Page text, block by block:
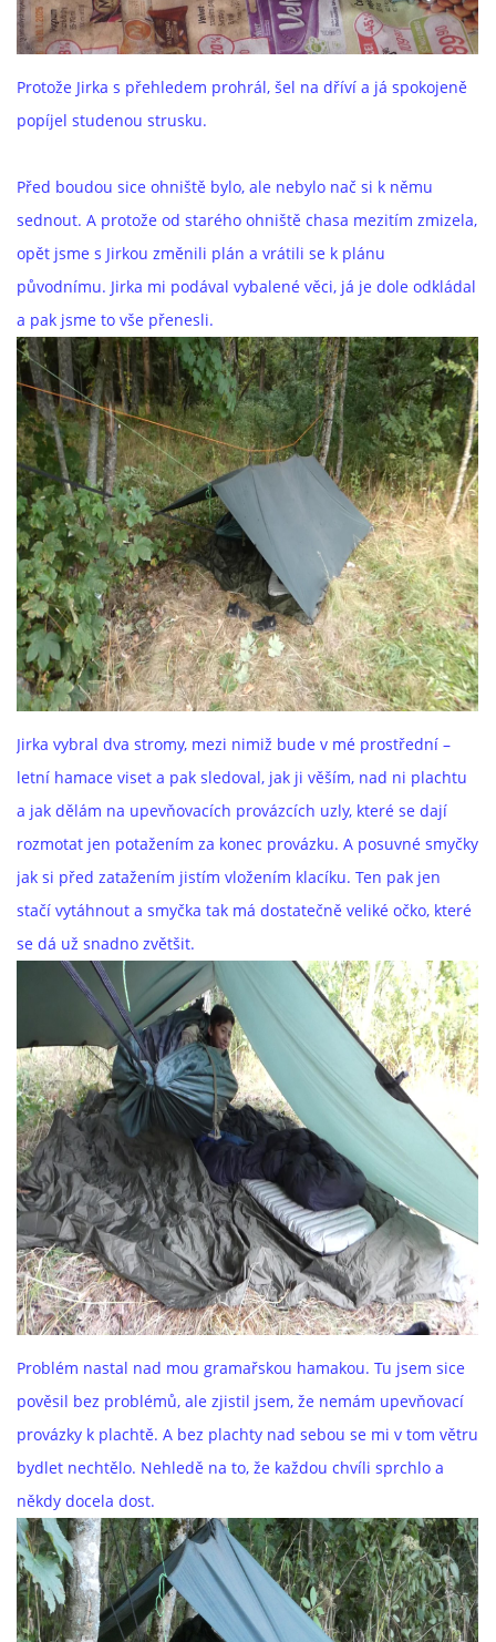
Protože Jirka s přehledem prohrál, šel na dříví a já spokojeně
popíjel studenou strusku.
Před boudou sice ohniště bylo, ale nebylo nač si k němu
sednout. A protože od starého ohniště chasa mezitím zmizela,
opět jsme s Jirkou změnili plán a vrátili se k plánu
původnímu. Jirka mi podával vybalené věci, já je dole odkládal
a pak jsme to vše přenesli.
Jirka vybral dva stromy, mezi nimiž bude v mé prostřední –
letní hamace viset a pak sledoval, jak ji věším, nad ni plachtu
a jak dělám na upevňovacích provázcích uzly, které se dají
rozmotat jen potažením za konec provázku. A posuvné smyčky
jak si před zatažením jistím vložením klacíku. Ten pak jen
stačí vytáhnout a smyčka tak má dostatečně veliké očko, které
se dá už snadno zvětšit.
Problém nastal nad mou gramařskou hamakou. Tu jsem sice
pověsil bez problémů, ale zjistil jsem, že nemám upevňovací
provázky k plachtě. A bez plachty nad sebou se mi v tom větru
bydlet nechtělo. Nehledě na to, že každou chvíli sprchlo a
někdy docela dost.